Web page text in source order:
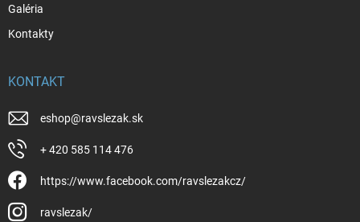
Galéria
Kontakty
KONTAKT
eshop@ravslezak.sk
+ 420 585 114 476
https://www.facebook.com/ravslezakcz/
ravslezak/